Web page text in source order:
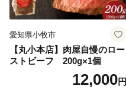
愛知県小牧市
【丸小本店】肉屋自慢のロー
ストビーフ 200g×1個
12,000円